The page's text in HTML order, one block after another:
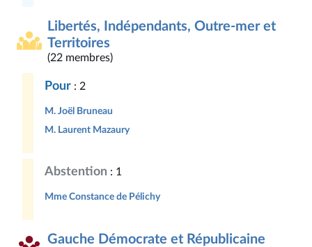
Libertés, Indépendants, Outre-mer et
Territoires
(22 membres)
Pour : 2
M. Joël Bruneau
M. Laurent Mazaury
Abstention : 1
Mme Constance de Pélichy
Gauche Démocrate et Républicaine